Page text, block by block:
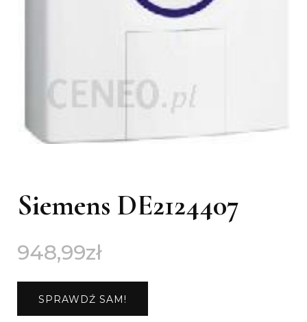
Siemens DE2124407
948,99zł
SPRAWDŹ SAM!